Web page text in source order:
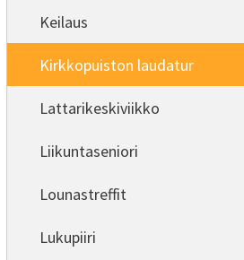
Keilaus
Kirkkopuiston laudatur
Lattarikeskiviikko
Liikuntaseniori
Lounastreffit
Lukupiiri